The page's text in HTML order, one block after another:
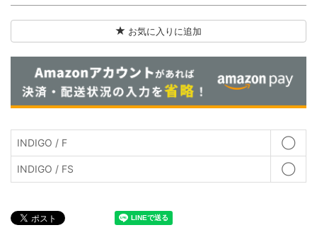
お気に入りに追加
INDIGO / F ◯
INDIGO / FS ◯